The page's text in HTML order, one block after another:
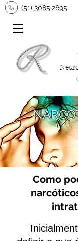
(51) 3085.2695
Como